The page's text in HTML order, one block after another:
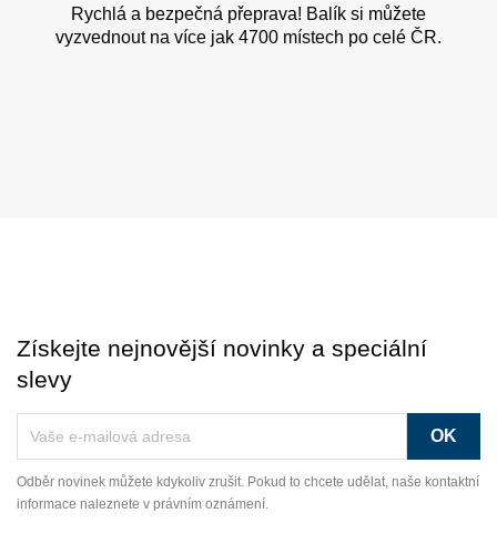
Rychlá a bezpečná přeprava! Balík si můžete
vyzvednout na více jak 4700 místech po celé ČR.
Získejte nejnovější novinky a speciální
slevy
Odběr novinek můžete kdykoliv zrušit. Pokud to chcete udělat, naše kontaktní
informace naleznete v právním oznámení.